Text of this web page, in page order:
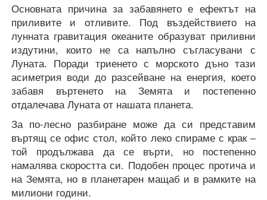
Основната причина за забавянето е ефектът на
приливите и отливите. Под въздействието на
лунната гравитация океаните образуват приливни
издутини, които не са напълно съгласувани с
Луната. Поради триенето с морското дъно тази
асиметрия води до разсейване на енергия, което
забавя въртенето на Земята и постепенно
отдалечава Луната от нашата планета.
За по-лесно разбиране може да си представим
въртящ се офис стол, който леко спираме с крак –
той продължава да се върти, но постепенно
намалява скоростта си. Подобен процес протича и
на Земята, но в планетарен мащаб и в рамките на
милиони години.